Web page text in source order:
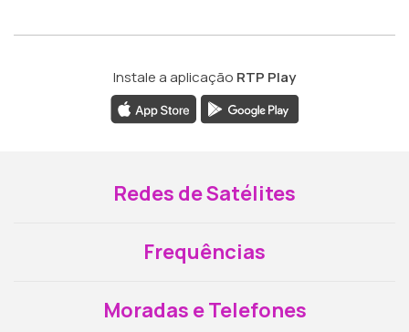
Instale a aplicação RTP Play
Redes de Satélites
Frequências
Moradas e Telefones